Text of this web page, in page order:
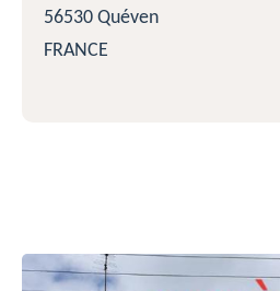
56530 Quéven
FRANCE